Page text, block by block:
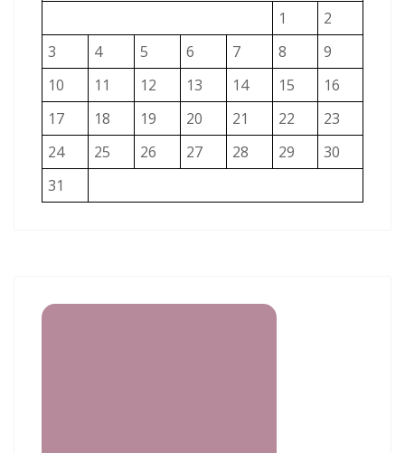
1
2
3
4 5 6 7 8
9
10
11 12 13 14 15
16
17
18 19 20 21 22
23
24
25 26 27 28 29
30
31